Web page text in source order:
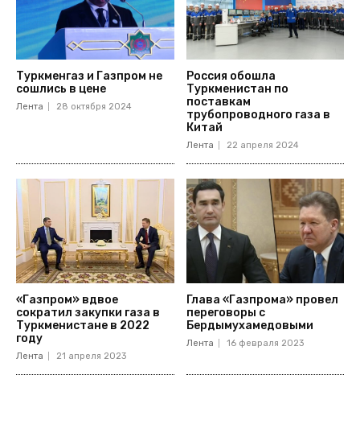
Туркменгаз и Газпром не
сошлись в цене
Лента 28 октября 2024
Россия обошла
Туркменистан по
поставкам
трубопроводного газа в
Китай
Лента 22 апреля 2024
«Газпром» вдвое
сократил закупки газа в
Туркменистане в 2022
году
Лента 21 апреля 2023
Глава «Газпрома» провел
переговоры с
Бердымухамедовыми
Лента 16 февраля 2023